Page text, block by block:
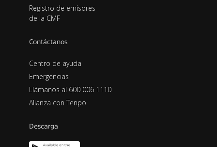
Registro de emisores
de la CMF
Contáctanos
Centro de ayuda
Emergencias
Llámanos al 600 006 1110
Alianza con Tenpo
Descarga